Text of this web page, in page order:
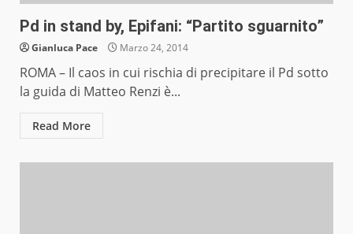
Pd in stand by, Epifani: “Partito sguarnito”
Gianluca Pace Marzo 24, 2014
ROMA – Il caos in cui rischia di precipitare il Pd sotto
la guida di Matteo Renzi è...
Read More